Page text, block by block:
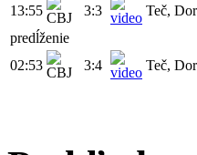
13:55 3:3 Teč,
predĺženie
02:53
3:4 Teč,